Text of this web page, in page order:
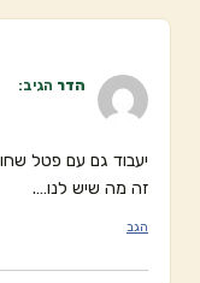
הדר הגיב:
יעבוד גם עם פטל
זה מה שיש לנו….
הגב